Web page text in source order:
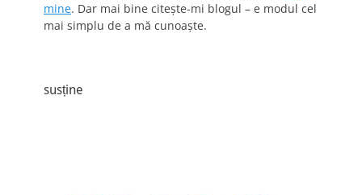
mine. Dar mai bine citește-mi blogul – e modul cel
mai simplu de a mă cunoaște.
susține